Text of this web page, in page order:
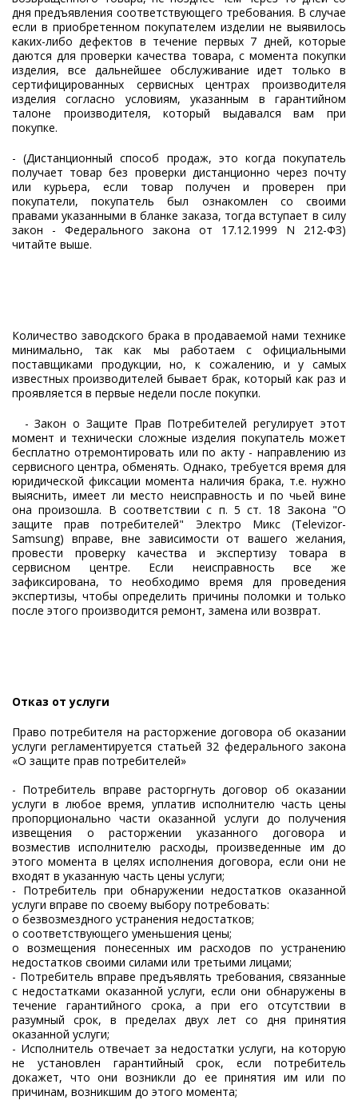
дня предъявления соответствующего требования. В случае
если в приобретенном покупателем изделии не выявилось
каких-либо дефектов в течение первых 7 дней, которые
даются для проверки качества товара, с момента покупки
изделия, все дальнейшее обслуживание идет только в
сертифицированных сервисных центрах производителя
изделия согласно условиям, указанным в гарантийном
талоне производителя, который выдавался вам при
покупке.
- (Дистанционный способ продаж, это когда покупатель
получает товар без проверки дистанционно через почту
или курьера, если товар получен и проверен при
покупатели, покупатель был ознакомлен со своими
правами указанными в бланке заказа, тогда вступает в силу
закон - Федерального закона от 17.12.1999 N 212-ФЗ)
читайте выше.
Количество заводского брака в продаваемой нами технике
минимально, так как мы работаем с официальными
поставщиками продукции, но, к сожалению, и у самых
известных производителей бывает брак, который как раз и
проявляется в первые недели после покупки.
- Закон о Защите Прав Потребителей регулирует этот
момент и технически сложные изделия покупатель может
бесплатно отремонтировать или по акту - направлению из
сервисного центра, обменять. Однако, требуется время для
юридической фиксации момента наличия брака, т.е. нужно
выяснить, имеет ли место неисправность и по чьей вине
она произошла. В соответствии с п. 5 ст. 18 Закона "О
защите прав потребителей" Электро Микс (Televizor-
Samsung) вправе, вне зависимости от вашего желания,
провести проверку качества и экспертизу товара в
сервисном центре. Если неисправность все же
зафиксирована, то необходимо время для проведения
экспертизы, чтобы определить причины поломки и только
после этого производится ремонт, замена или возврат.
Отказ от услуги
Право потребителя на расторжение договора об оказании
услуги регламентируется статьей 32 федерального закона
«О защите прав потребителей»
- Потребитель вправе расторгнуть договор об оказании
услуги в любое время, уплатив исполнителю часть цены
пропорционально части оказанной услуги до получения
извещения о расторжении указанного договора и
возместив исполнителю расходы, произведенные им до
этого момента в целях исполнения договора, если они не
входят в указанную часть цены услуги;
- Потребитель при обнаружении недостатков оказанной
услуги вправе по своему выбору потребовать:
o безвозмездного устранения недостатков;
o соответствующего уменьшения цены;
o возмещения понесенных им расходов по устранению
недостатков своими силами или третьими лицами;
- Потребитель вправе предъявлять требования, связанные
с недостатками оказанной услуги, если они обнаружены в
течение гарантийного срока, а при его отсутствии в
разумный срок, в пределах двух лет со дня принятия
оказанной услуги;
- Исполнитель отвечает за недостатки услуги, на которую
не установлен гарантийный срок, если потребитель
докажет, что они возникли до ее принятия им или по
причинам, возникшим до этого момента;